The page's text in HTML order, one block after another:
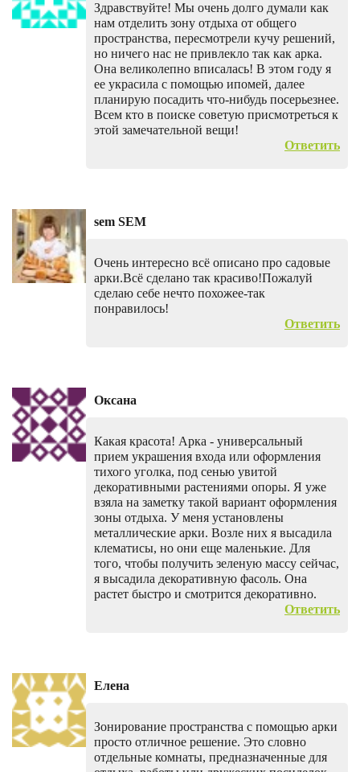
Здравствуйте! Мы очень долго думали как
нам отделить зону отдыха от общего
пространства, пересмотрели кучу решений,
но ничего нас не привлекло так как арка.
Она великолепно вписалась! В этом году я
ее украсила с помощью ипомей, далее
планирую посадить что-нибудь посерьезнее.
Всем кто в поиске советую присмотреться к
этой замечательной вещи!
Ответить
sem SEM
Очень интересно всё описано про садовые
арки.Всё сделано так красиво!Пожалуй
сделаю себе нечто похожее-так
понравилось!
Ответить
Оксана
Какая красота! Арка - универсальный
прием украшения входа или оформления
тихого уголка, под сенью увитой
декоративными растениями опоры. Я уже
взяла на заметку такой вариант оформления
зоны отдыха. У меня установлены
металлические арки. Возле них я высадила
клематисы, но они еще маленькие. Для
того, чтобы получить зеленую массу сейчас,
я высадила декоративную фасоль. Она
растет быстро и смотрится декоративно.
Ответить
Елена
Зонирование пространства с помощью арки
просто отличное решение. Это словно
отдельные комнаты, предназначенные для